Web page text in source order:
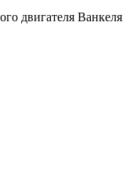
двигателя